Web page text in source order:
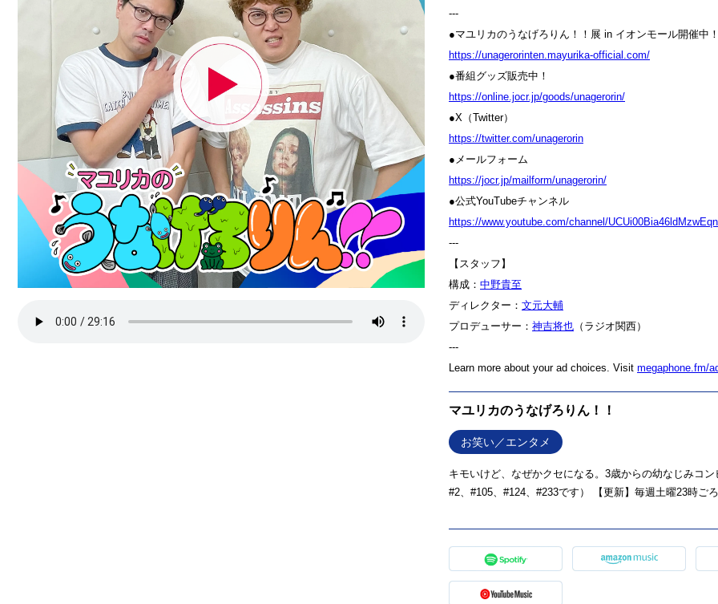
---
●マユリカのうなげろりん！！展 in イオンモール開催中！
⁠⁠⁠⁠⁠⁠⁠⁠⁠⁠⁠⁠⁠https://unagerorinten.mayurika-official.com/⁠⁠⁠⁠⁠⁠⁠⁠⁠⁠⁠⁠⁠
●番組グッズ販売中！
⁠⁠⁠⁠⁠⁠⁠⁠⁠⁠⁠⁠⁠⁠⁠⁠⁠⁠⁠⁠⁠⁠https://online.jocr.jp/goods/unagerorin/⁠⁠⁠⁠⁠⁠⁠⁠⁠⁠⁠⁠⁠⁠⁠⁠⁠⁠⁠⁠⁠⁠
●X（Twitter）
⁠⁠⁠⁠⁠⁠⁠⁠⁠⁠⁠⁠⁠⁠⁠⁠⁠⁠⁠⁠⁠⁠https://twitter.com/unagerorin⁠⁠⁠⁠⁠⁠⁠⁠⁠⁠⁠⁠⁠⁠⁠⁠⁠⁠⁠⁠⁠⁠
●メールフォーム
⁠⁠⁠⁠⁠⁠⁠⁠⁠⁠⁠⁠⁠⁠⁠⁠⁠⁠⁠⁠⁠⁠https://jocr.jp/mailform/unagerorin/⁠⁠⁠⁠⁠⁠⁠⁠⁠⁠⁠⁠⁠⁠⁠⁠⁠⁠⁠⁠⁠⁠
●公式YouTubeチャンネル
⁠⁠⁠⁠⁠⁠⁠⁠⁠⁠⁠⁠⁠⁠⁠⁠⁠⁠⁠⁠⁠⁠https://www.youtube.com/channel/
---
【スタッフ】
構成： ⁠⁠⁠⁠⁠⁠⁠⁠⁠⁠⁠⁠⁠⁠⁠⁠⁠⁠⁠⁠⁠⁠中野貴至⁠⁠⁠⁠⁠⁠⁠⁠⁠⁠⁠⁠⁠⁠⁠⁠⁠⁠⁠⁠⁠⁠
ディレクター： ⁠⁠⁠⁠⁠⁠⁠⁠⁠⁠⁠⁠⁠⁠⁠⁠⁠⁠⁠⁠⁠⁠文元大輔⁠⁠⁠⁠⁠⁠⁠⁠⁠⁠⁠⁠⁠⁠⁠⁠⁠⁠⁠⁠⁠⁠
プロデューサー： ⁠⁠⁠⁠⁠⁠⁠⁠⁠⁠⁠⁠⁠⁠⁠⁠⁠⁠⁠⁠⁠⁠神吉将也⁠⁠⁠⁠⁠⁠⁠⁠⁠⁠⁠⁠⁠⁠⁠⁠⁠⁠⁠⁠⁠⁠ （ラジオ関西）
---
Learn more about your ad choices. Visit megaphone.fm/
マユリカのうなげろりん！！
お笑い／エンタメ
キモいけど、なぜかクセになる。3歳からの幼なじみコ
#2、#105、#124、#233です） 【更新】毎週土曜23時ご